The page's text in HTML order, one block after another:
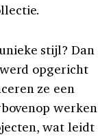
stijl? Dan
opgericht
ze een
wat